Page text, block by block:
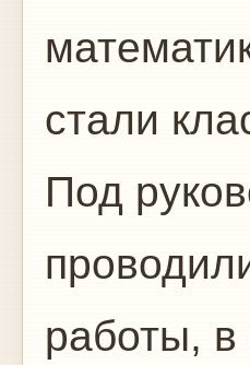
стали
Под
работы, в